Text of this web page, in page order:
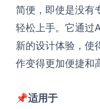
模板社区
企业服务
私有化部署
客户案例
简便，即使是没有
轻松上手。它通过
新的设计体验，使
作变得更加便捷和
📌适用于